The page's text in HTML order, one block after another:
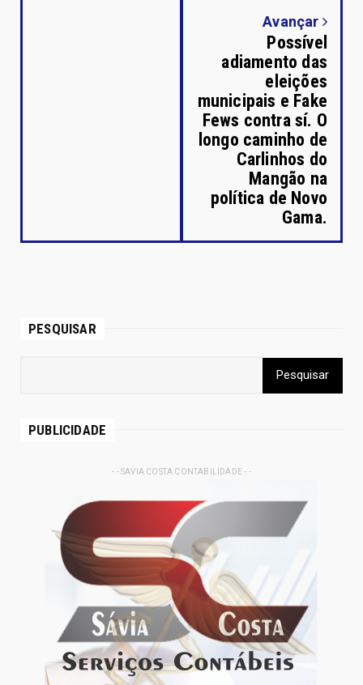
Avançar
Possível
adiamento das
eleições
municipais e Fake
Fews contra sí. O
longo caminho de
Carlinhos do
Mangão na
política de Novo
Gama.
PESQUISAR
PUBLICIDADE
- - SAVIA COSTA CONTABILIDADE - -